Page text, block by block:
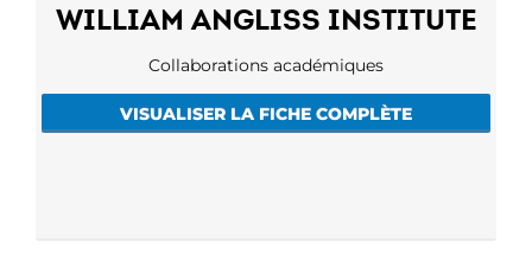
WILLIAM ANGLISS INSTITUTE
Collaborations académiques
VISUALISER LA FICHE COMPLÈTE